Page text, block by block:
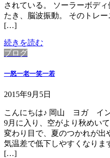
されている。 ソーラーボデ
たき、脳波振動。 そのトレ
[…]
続きを読む
ブログ
一怒一老一笑一若
2015年9月5日
こんにちは♪ 岡山 ヨガ イ
9月に入り、空がより秋めい
変わり目で、夏のつかれが出
気温差で低下しやすくなりま
[…]